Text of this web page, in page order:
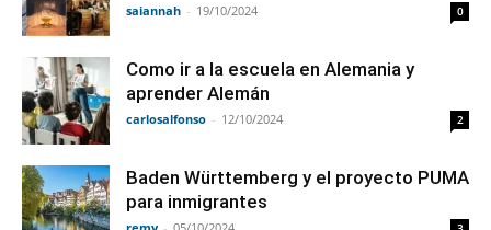
saiannah - 19/10/2024 0
Como ir a la escuela en Alemania y
aprender Alemán
carlosalfonso - 12/10/2024 2
Baden Württemberg y el proyecto PUMA
para inmigrantes